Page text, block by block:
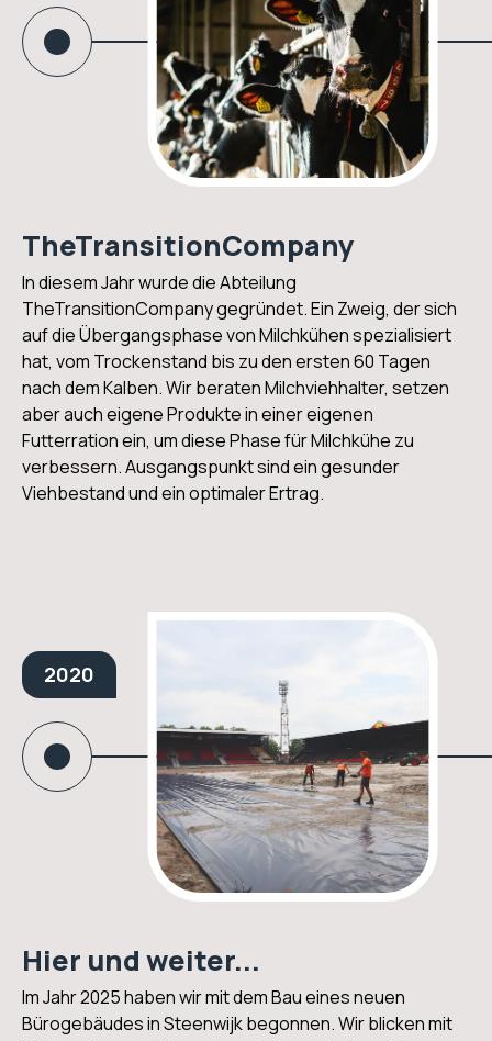
TheTransitionCompany
In diesem Jahr wurde die Abteilung
TheTransitionCompany gegründet. Ein Zweig, der sich
auf die Übergangsphase von Milchkühen spezialisiert
hat, vom Trockenstand bis zu den ersten 60 Tagen
nach dem Kalben. Wir beraten Milchviehhalter, setzen
aber auch eigene Produkte in einer eigenen
Futterration ein, um diese Phase für Milchkühe zu
verbessern. Ausgangspunkt sind ein gesunder
Viehbestand und ein optimaler Ertrag.
2020
Hier und weiter...
Im Jahr 2025 haben wir mit dem Bau eines neuen
Bürogebäudes in Steenwijk begonnen. Wir blicken mit